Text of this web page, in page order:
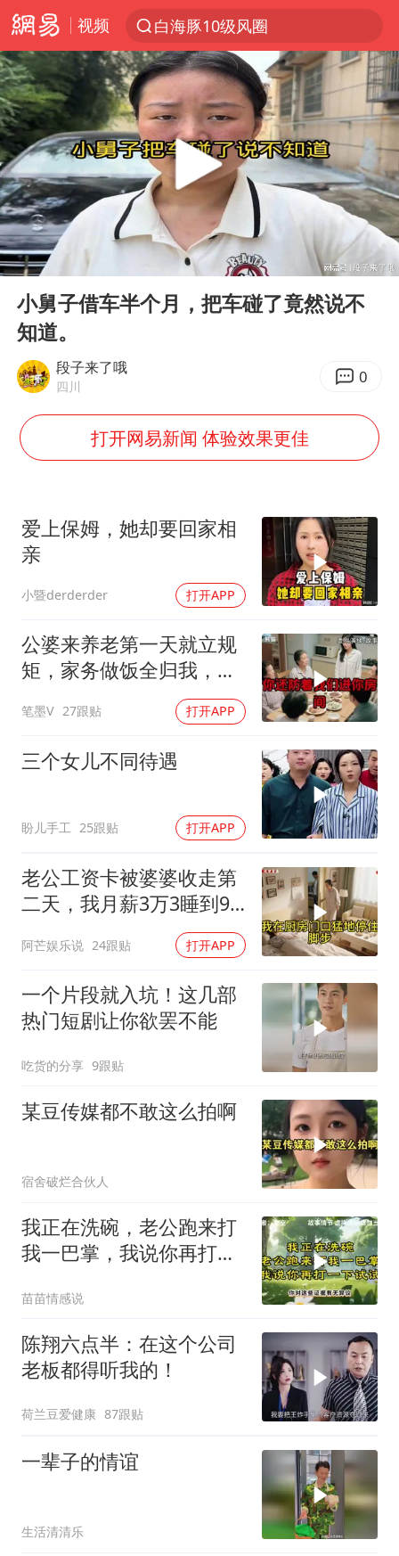
视频
上海暴雨红色预警
上海：5号线16号线浦江线全线停运
上海全域长途客运班次全部停运
周星驰母亲现身香港路演现场
王传君 《披荆斩棘》
国足U17与阿森纳决赛取消 并列冠军
上海有出现龙卷潜势
王艺迪2-4不敌张本美和止步4强
1枚就能让航母瘫痪 轰-6J实力有多强
王艺迪无缘横滨赛决赛
上海大部迎大暴雨
构建更高水平的全民健身公共服务体系
Play
00:00 02:21
小舅子借车半个月，把车碰了竟然说不
知道。
段子来了哦
四川 0
打开网易新闻 体验效果更佳
爱上保姆，她却要回家相
亲
小暨derderder 打开APP
公婆来养老第一天就立规
矩，家务做饭全归我，老
公点头，我一句话令全桌
寂静
笔墨V 27跟贴 打开APP
三个女儿不同待遇
盼儿手工 25跟贴 打开APP
老公工资卡被婆婆收走第
二天，我月薪3万3睡到9
点没起来，婆婆推门问我
怎么没做早饭
阿芒娱乐说 24跟贴 打开APP
一个片段就入坑！这几部
热门短剧让你欲罢不能
吃货的分享 9跟贴
某豆传媒都不敢这么拍啊
宿舍破烂合伙人
我正在洗碗，老公跑来打
我一巴掌，我说你再打一
苗苗情感说
陈翔六点半：在这个公司
老板都得听我的！
荷兰豆爱健康 87跟贴
一辈子的情谊
生活清清乐